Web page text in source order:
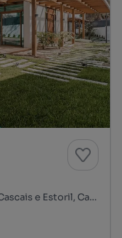
Rua do Pinhal, Alapraia - Livramento, Cascais e Estoril, Cascais, Lisboa